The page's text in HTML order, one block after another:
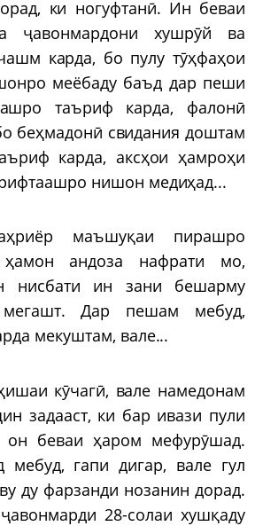
ки ногуфтанӣ. Ин беваи
ҷавонмардони хушрӯй ва
карда, бо пулу тӯҳфаҳои
меёбаду баъд дар пеши
таъриф карда, фалонӣ
беҳмадонӣ свидания доштам
карда, аксҳои ҳамроҳи
нишон медиҳад...
маъшуқаи пирашро
андоза нафрати мо,
нисбати ин зани бешарму
Дар пешам мебуд,
мекуштам, вале...
кӯчагӣ, вале намедонам
задааст, ки бар ивази пули
он беваи ҳаром мефурӯшад.
мебуд, гапи дигар, вале гул
ду фарзанди нозанин дорад.
28-солаи хушқаду